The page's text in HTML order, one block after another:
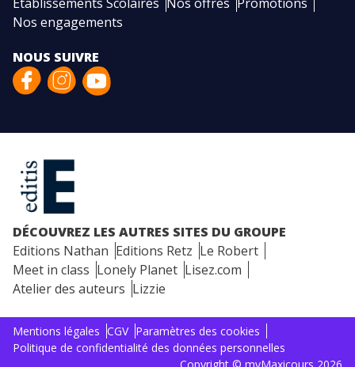
Nos engagements
NOUS SUIVRE
DÉCOUVREZ LES AUTRES SITES DU GROUPE
Editions Nathan Editions Retz Le Robert
Meet in class Lonely Planet Lisez.com
Atelier des auteurs Lizzie
Mentions légales CGV Paramètres des cookies
Politique de confidentialité des données personnelles